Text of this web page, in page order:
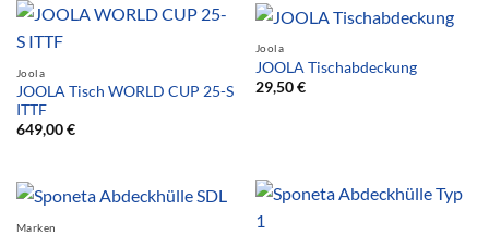
Joola
JOOLA Tisch WORLD CUP 25-S
ITTF
649,00€
Joola
JOOLA Tischabdeckung
29,50€
Marken